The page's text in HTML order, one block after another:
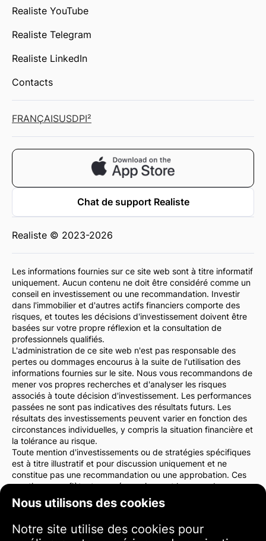
Nous utilisons des cookies
Notre site utilise des cookies pour
Realiste YouTube
Realiste Telegram
Realiste LinkedIn
Contacts
FRANÇAISUSDPI²
Chat de support Realiste
Realiste © 2023-2026
Les informations fournies sur ce site web sont à titre informatif
uniquement. Aucun contenu ne doit être considéré comme un
conseil en investissement ou une recommandation. Investir
dans l'immobilier et d'autres actifs financiers comporte des
risques, et toutes les décisions d'investissement doivent être
basées sur votre propre réflexion et la consultation de
professionnels qualifiés.
L'administration de ce site web n'est pas responsable des
pertes ou dommages encourus à la suite de l'utilisation des
informations fournies sur le site. Nous vous recommandons de
mener vos propres recherches et d'analyser les risques
associés à toute décision d'investissement. Les performances
passées ne sont pas indicatives des résultats futurs. Les
résultats des investissements peuvent varier en fonction des
circonstances individuelles, y compris la situation financière et
la tolérance au risque.
Toute mention d'investissements ou de stratégies spécifiques
est à titre illustratif et pour discussion uniquement et ne
constitue pas une recommandation ou une approbation. Ces
mentions ne reflètent pas nécessairement les vues de
l'administration du site web.
Nous vous conseillons vivement de consulter un conseiller
d'investissement. Vous êtes seul responsable de vos actions